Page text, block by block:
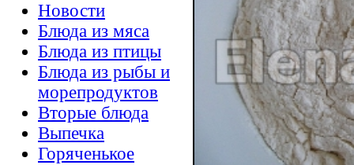
Новости
Блюда из мяса
Блюда из птицы
Блюда из рыбы и
морепродуктов
Вторые блюда
Выпечка
Горяченькое